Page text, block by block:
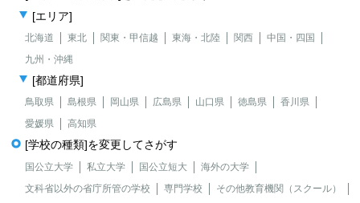
[エリア]
北海道 東北 関東・甲信越 東海・北陸 関西
中国・四国
九州・沖縄
[都道府県]
鳥取県 島根県 岡山県 広島県 山口県 徳島県
香川県
愛媛県
高知県
[学校の種類]を変更してさがす
国公立大学 私立大学 国公立短大
海外の大学
文科省以外の省庁所管の学校
専門学校
その他教育機関（スクール）